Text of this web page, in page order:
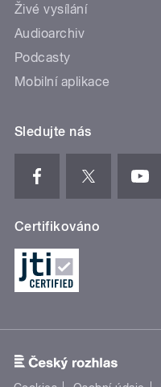
Živé vysílání
Audioarchiv
Podcasty
Mobilní aplikace
Sledujte nás
Certifikováno